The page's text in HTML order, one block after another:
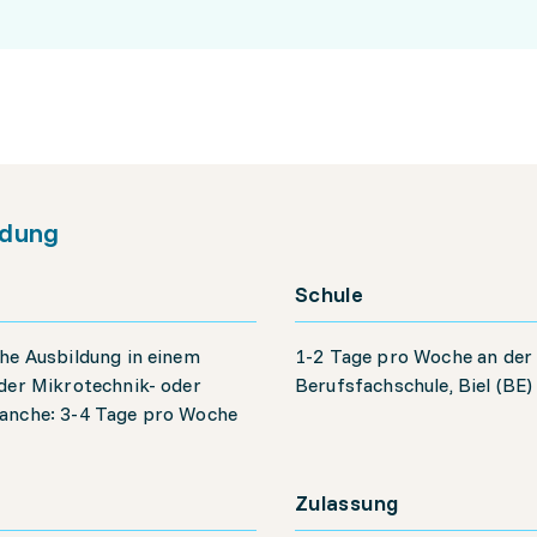
Ausbildung in einem
Mikrotechnik- oder
3-4 Tage pro Woche
Schule
1-2 Tage pro Woche an der
Berufsfachschule, Biel (BE)
Zulassung